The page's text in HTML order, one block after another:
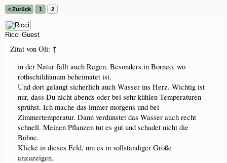
< Zurück 1 2
Ricci Guest
Zitat von Oli: ↑
in der Natur fällt auch Regen. Besonders in Borneo, wo
rothschildianum beheimatet ist.
Und dort gelangt sicherlich auch Wasser ins Herz. Wichtig ist
nur, dass Du nicht abends oder bei sehr kühlen Temperaturen
sprühst. Ich mache das immer morgens und bei
Zimmertemperatur. Dann verdunstet das Wasser auch recht
schnell. Meinen Pflanzen tut es gut und schadet nicht die
Bohne.
Klicke in dieses Feld, um es in vollständiger Größe
anzuzeigen.